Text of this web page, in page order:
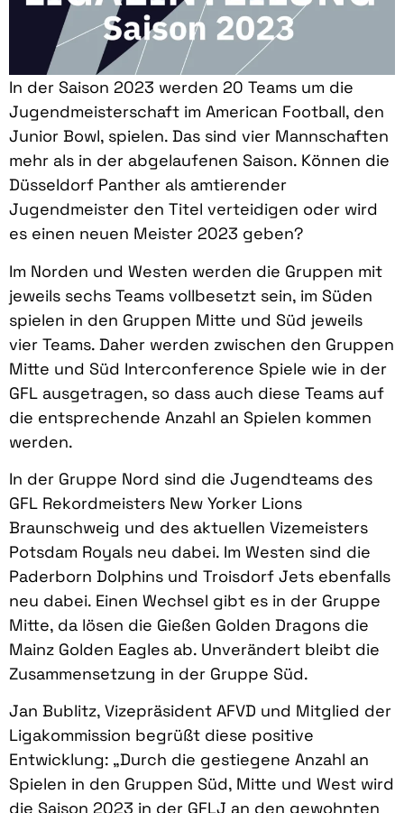
In der Saison 2023 werden 20 Teams um die
Jugendmeisterschaft im American Football, den
Junior Bowl, spielen. Das sind vier Mannschaften
mehr als in der abgelaufenen Saison. Können die
Düsseldorf Panther als amtierender
Jugendmeister den Titel verteidigen oder wird
es einen neuen Meister 2023 geben?
Im Norden und Westen werden die Gruppen mit
jeweils sechs Teams vollbesetzt sein, im Süden
spielen in den Gruppen Mitte und Süd jeweils
vier Teams. Daher werden zwischen den Gruppen
Mitte und Süd Interconference Spiele wie in der
GFL ausgetragen, so dass auch diese Teams auf
die entsprechende Anzahl an Spielen kommen
werden.
In der Gruppe Nord sind die Jugendteams des
GFL Rekordmeisters New Yorker Lions
Braunschweig und des aktuellen Vizemeisters
Potsdam Royals neu dabei. Im Westen sind die
Paderborn Dolphins und Troisdorf Jets ebenfalls
neu dabei. Einen Wechsel gibt es in der Gruppe
Mitte, da lösen die Gießen Golden Dragons die
Mainz Golden Eagles ab. Unverändert bleibt die
Zusammensetzung in der Gruppe Süd.
Jan Bublitz, Vizepräsident AFVD und Mitglied der
Ligakommission begrüßt diese positive
Entwicklung: „Durch die gestiegene Anzahl an
Spielen in den Gruppen Süd, Mitte und West wird
die Saison 2023 in der GFLJ an den gewohnten